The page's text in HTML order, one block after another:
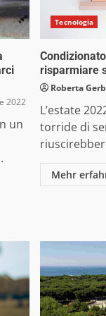
2022
un
Tecnologia
risparmiare
Roberta
L’estate
torride di
Mehr